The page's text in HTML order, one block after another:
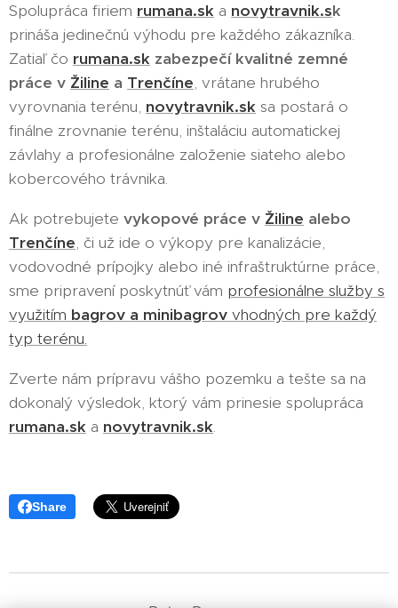
Spolupráca firiem rumana.sk a novytravnik.sk
prináša jedinečnú výhodu pre každého zákazníka.
Zatiaľ čo rumana.sk zabezpečí kvalitné zemné
práce v Žiline a Trenčíne, vrátane hrubého
vyrovnania terénu, novytravnik.sk sa postará o
finálne zrovnanie terénu, inštaláciu automatickej
závlahy a profesionálne založenie siateho alebo
kobercového trávnika.
Ak potrebujete vykopové práce v Žiline alebo
Trenčíne, či už ide o výkopy pre kanalizácie,
vodovodné prípojky alebo iné infraštruktúrne práce,
sme pripravení poskytnúť vám profesionálne služby s
využitím bagrov a minibagrov vhodných pre každý
typ terénu.
Zverte nám prípravu vášho pozemku a tešte sa na
dokonalý výsledok, ktorý vám prinesie spolupráca
rumana.sk a novytravnik.sk.
Share